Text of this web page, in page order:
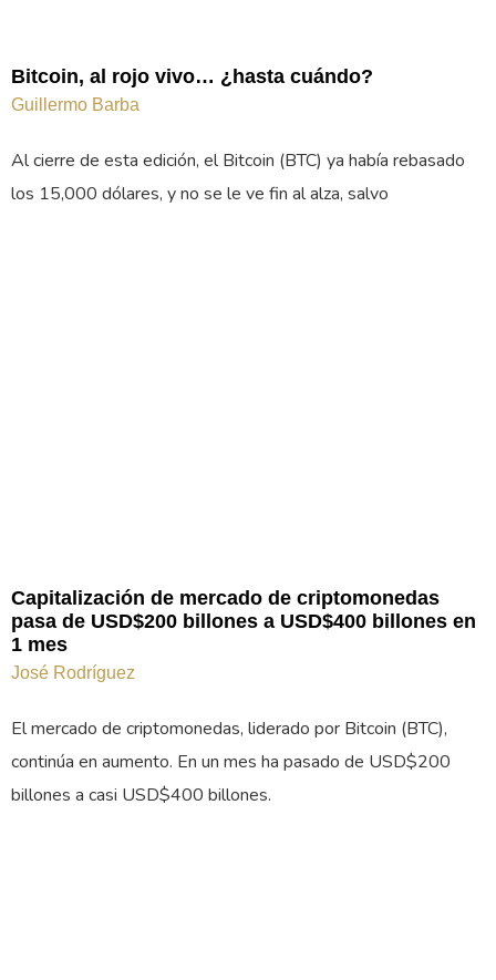
Bitcoin, al rojo vivo… ¿hasta cuándo?
Guillermo Barba
Al cierre de esta edición, el Bitcoin (BTC) ya había rebasado
los 15,000 dólares, y no se le ve fin al alza, salvo
Capitalización de mercado de criptomonedas
pasa de USD$200 billones a USD$400 billones en
1 mes
José Rodríguez
El mercado de criptomonedas, liderado por Bitcoin (BTC),
continúa en aumento. En un mes ha pasado de USD$200
billones a casi USD$400 billones.